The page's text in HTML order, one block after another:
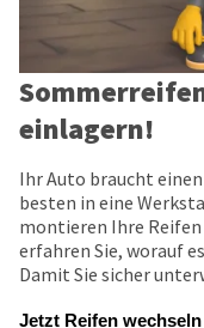
einlagern!
Ihr Auto braucht
besten in eine
montieren Ihre Reifen
erfahren Sie, worauf
Damit Sie sicher
Jetzt Reifen